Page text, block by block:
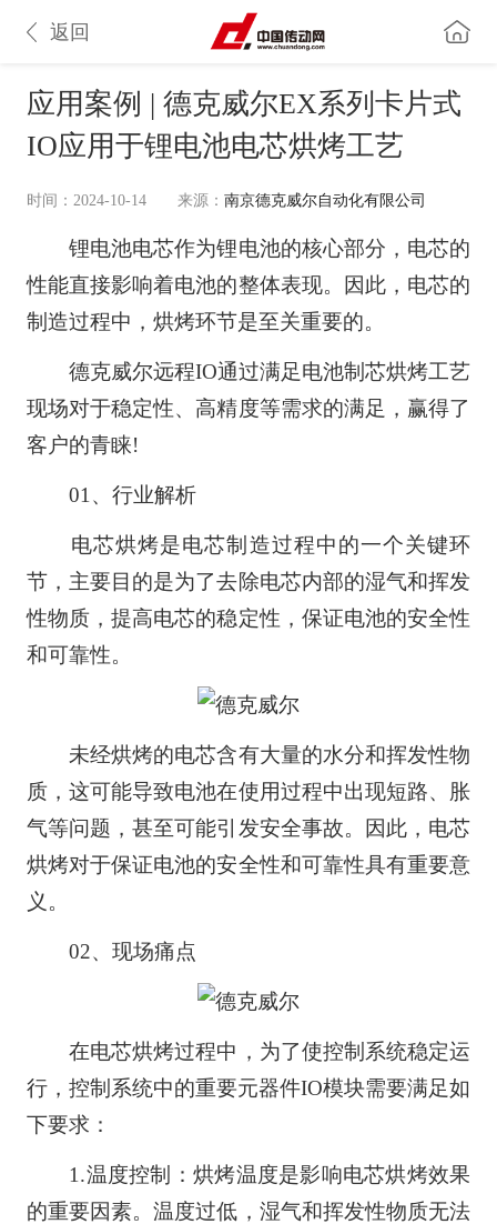
返回
应用案例 | 德克威尔EX系列卡片式
IO应用于锂电池电芯烘烤工艺
时间：2024-10-14 来源： 南京德克威尔自动化有限公司
锂电池电芯作为锂电池的核心部分，电芯的
性能直接影响着电池的整体表现。因此，电芯的
制造过程中，烘烤环节是至关重要的。
德克威尔远程IO通过满足电池制芯烘烤工艺
现场对于稳定性、高精度等需求的满足，赢得了
客户的青睐!
01、行业解析
电芯烘烤是电芯制造过程中的一个关键环
节，主要目的是为了去除电芯内部的湿气和挥发
性物质，提高电芯的稳定性，保证电池的安全性
和可靠性。
未经烘烤的电芯含有大量的水分和挥发性物
质，这可能导致电池在使用过程中出现短路、胀
气等问题，甚至可能引发安全事故。因此，电芯
烘烤对于保证电池的安全性和可靠性具有重要意
义。
02、现场痛点
在电芯烘烤过程中，为了使控制系统稳定运
行，控制系统中的重要元器件IO模块需要满足如
下要求：
1.温度控制：烘烤温度是影响电芯烘烤效果
的重要因素。温度过低，湿气和挥发性物质无法